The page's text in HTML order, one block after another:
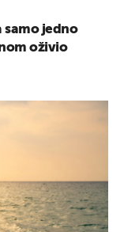
samo jedno
oživio